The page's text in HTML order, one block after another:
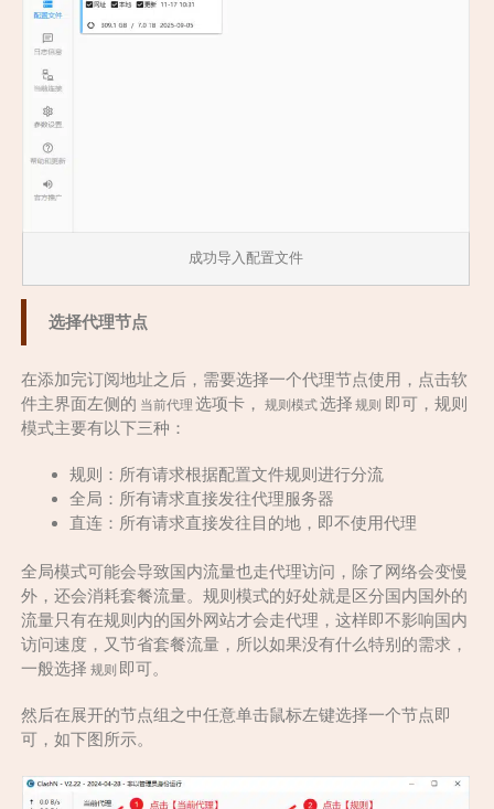
成功导入配置文件
选择代理节点
在添加完订阅地址之后，需要选择一个代理节点使用，点击软
件主界面左侧的 当前代理 选项卡， 规则模式选择 规则 即可，规则
模式主要有以下三种：
规则：所有请求根据配置文件规则进行分流
全局：所有请求直接发往代理服务器
直连：所有请求直接发往目的地，即不使用代理
全局模式可能会导致国内流量也走代理访问，除了网络会变慢
外，还会消耗套餐流量。规则模式的好处就是区分国内国外的
流量只有在规则内的国外网站才会走代理，这样即不影响国内
访问速度，又节省套餐流量，所以如果没有什么特别的需求，
一般选择 规则 即可。
然后在展开的节点组之中任意单击鼠标左键选择一个节点即
可，如下图所示。